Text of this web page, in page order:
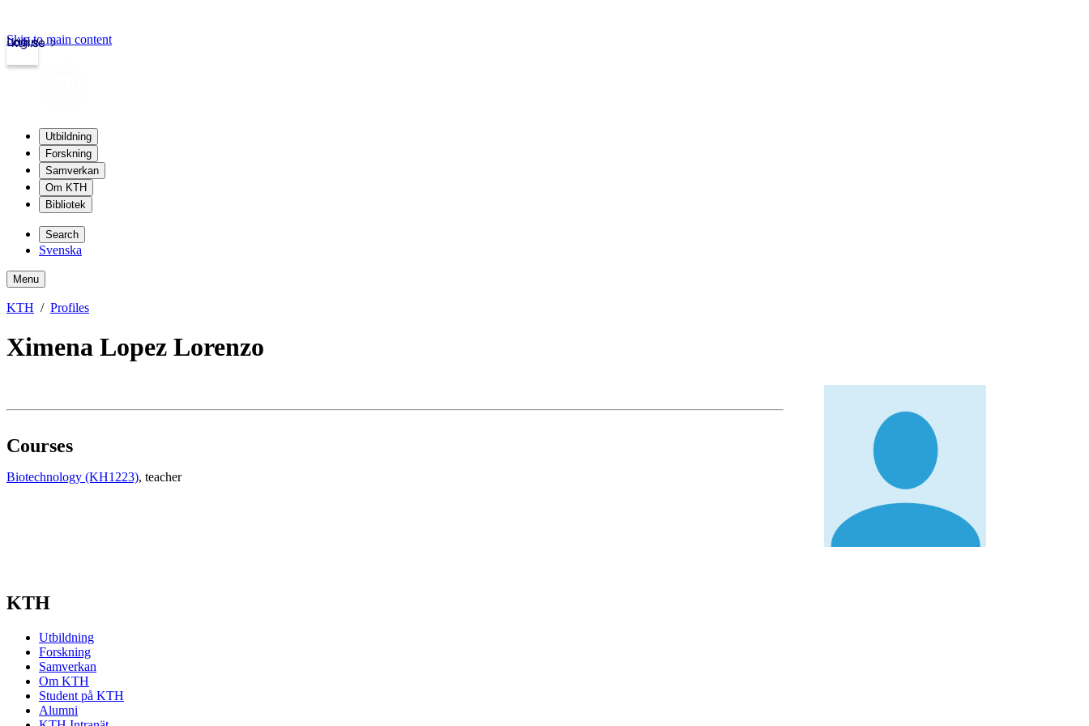
kth.se
Login
Skip to main content
Utbildning
Forskning
Samverkan
Om KTH
Bibliotek
Search
Svenska
Menu
KTH Profiles
Ximena Lopez Lorenzo
Courses
Biotechnology (KH1223), teacher
KTH
Utbildning
Forskning
Samverkan
Om KTH
Student på KTH
Alumni